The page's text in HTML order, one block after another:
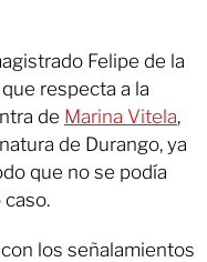
Felipe de la
respecta a la
de Marina Vitela,
de Durango, ya
que no se podía
los señalamientos